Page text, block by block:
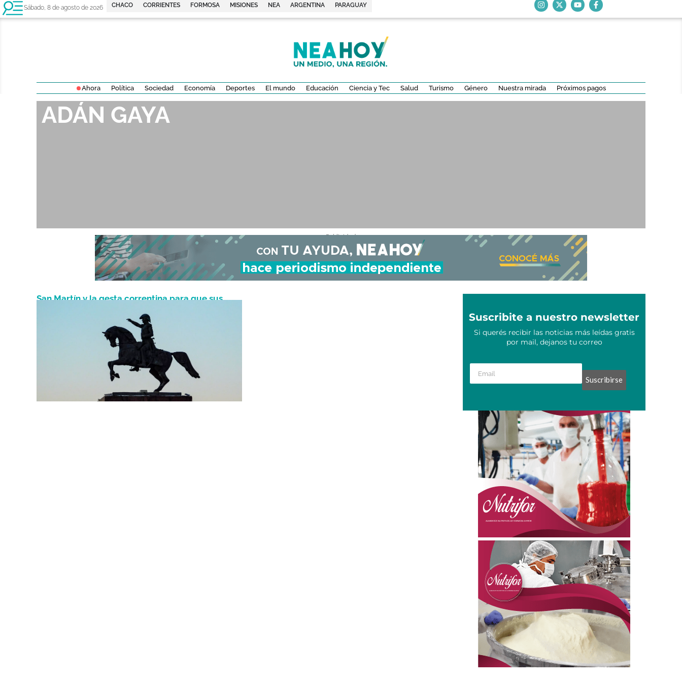
Sábado, 8 de agosto de 2026 CHACO CORRIENTES FORMOSA MISIONES NEA ARGENTINA PARAGUAY
Ahora Política Sociedad Economía Deportes El mundo Educación Ciencia y Tec Salud Turismo Género Nuestra mirada Próximos pagos
ADÁN GAYA
- Publicidad -
San Martín y la gesta correntina para que sus
Suscribite a nuestro newsletter
Si querés recibir las noticias más leídas gratis
por mail, dejanos tu correo
Suscribirse